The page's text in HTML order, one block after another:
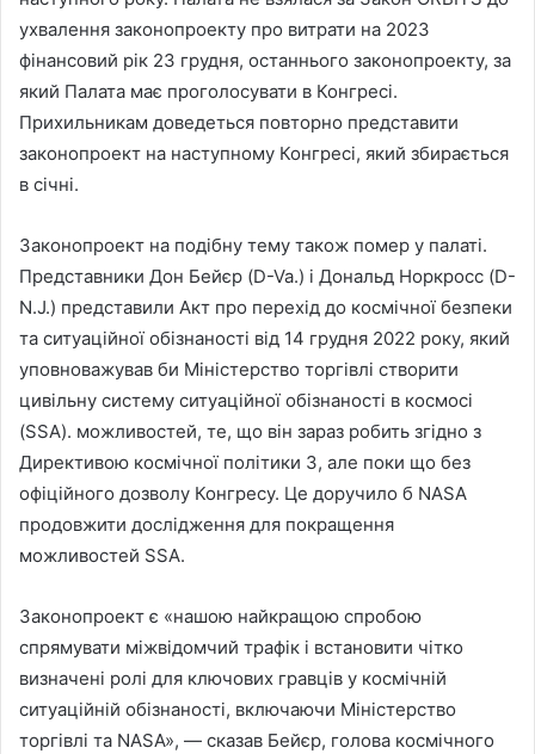
ухвалення законопроекту про витрати на 2023
фінансовий рік 23 грудня, останнього законопроекту, за
який Палата має проголосувати в Конгресі.
Прихильникам доведеться повторно представити
законопроект на наступному Конгресі, який збирається
в січні.
Законопроект на подібну тему також помер у палаті.
Представники Дон Бейєр (D-Va.) і Дональд Норкросс (D-
N.J.) представили Акт про перехід до космічної безпеки
та ситуаційної обізнаності від 14 грудня 2022 року, який
уповноважував би Міністерство торгівлі створити
цивільну систему ситуаційної обізнаності в космосі
(SSA). можливостей, те, що він зараз робить згідно з
Директивою космічної політики 3, але поки що без
офіційного дозволу Конгресу. Це доручило б NASA
продовжити дослідження для покращення
можливостей SSA.
Законопроект є «нашою найкращою спробою
спрямувати міжвідомчий трафік і встановити чітко
визначені ролі для ключових гравців у космічній
ситуаційній обізнаності, включаючи Міністерство
торгівлі та NASA», — сказав Бейєр, голова космічного